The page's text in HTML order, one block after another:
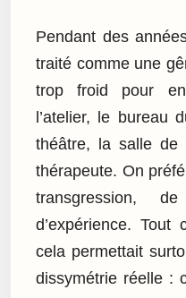
Pendant des
traité comme une
trop froid pour
l’atelier, le bureau
théâtre, la salle
thérapeute. On
transgression,
d’expérience. Tout
cela permettait
dissymétrie réelle :